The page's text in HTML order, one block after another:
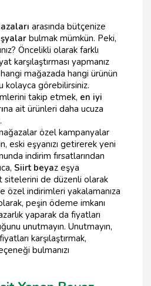
arasında bütçenize
bulmak mümkün. Peki,
Öncelikli olarak farklı
karşılaştırması yapmanız
mağazada hangi ürünün
kolayca görebilirsiniz.
takip etmek, en iyi
na ait ürünleri daha ucuza
özel kampanyalar
eski eşyanızı getirerek yeni
indirim fırsatlarından
Siirt beyaz eşya
sitelerini de düzenli olarak
özel indirimleri yakalamanıza
peşin ödeme imkanı
yaparak da fiyatları
unutmayın. Unutmayın,
karşılaştırmak,
bulmanızı